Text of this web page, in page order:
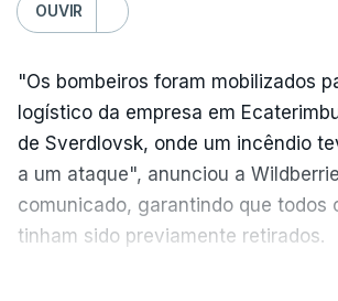
OUVIR
"Os bombeiros foram mobilizados
logístico da empresa em
de Sverdlovsk, onde um incêndio
a um ataque", anunciou a
comunicado, garantindo que todos
tinham sido previamente retirados.